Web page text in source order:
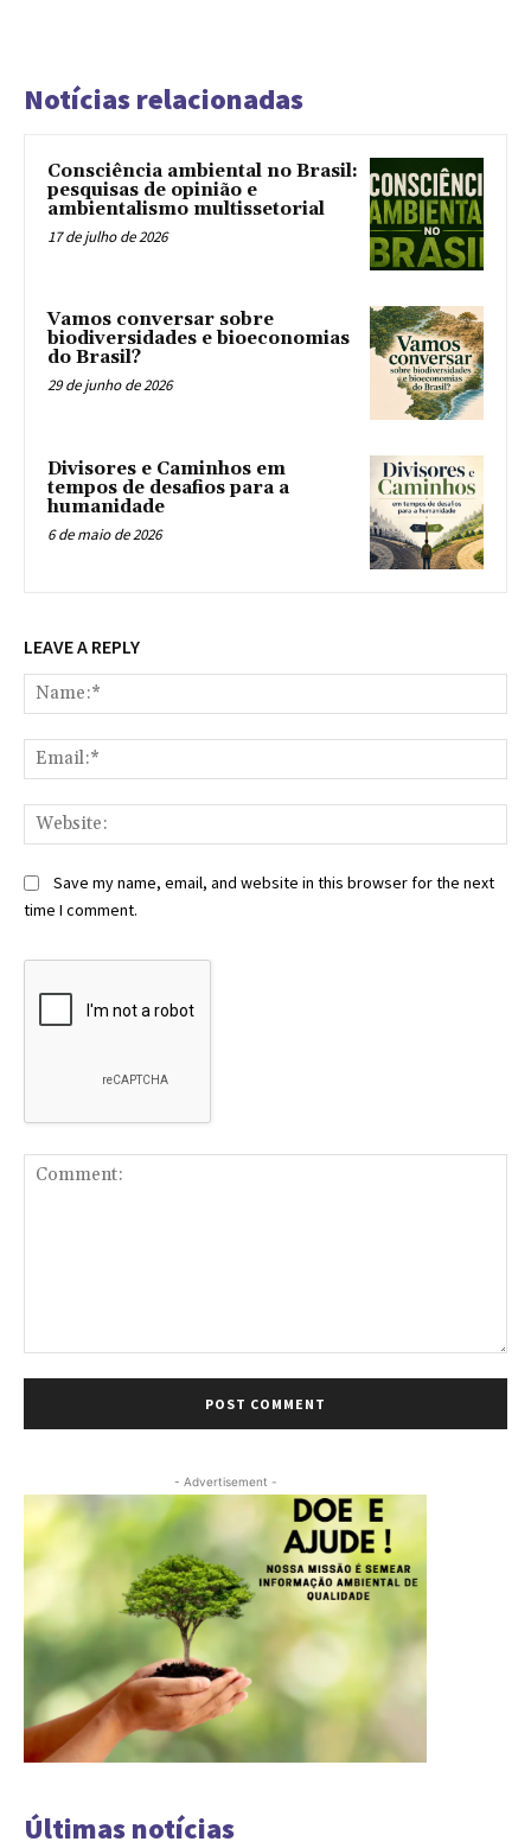
Notícias relacionadas
Consciência ambiental no Brasil:
pesquisas de opinião e
ambientalismo multissetorial
17 de julho de 2026
Vamos conversar sobre
biodiversidades e bioeconomias
do Brasil?
29 de junho de 2026
Divisores e Caminhos em
tempos de desafios para a
humanidade
6 de maio de 2026
LEAVE A REPLY
Save my name, email, and website in this browser for the next
time I comment.
- Advertisement -
Últimas notícias